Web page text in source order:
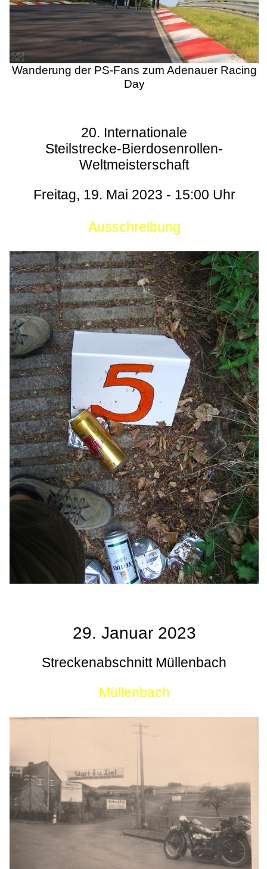
Wanderung der PS-Fans zum Adenauer Racing
Day
20. Internationale
Steilstrecke-Bierdosenrollen-
Weltmeisterschaft
Freitag, 19. Mai 2023 - 15:00 Uhr
Ausschreibung
29. Januar 2023
Streckenabschnitt Müllenbach
Müllenbach